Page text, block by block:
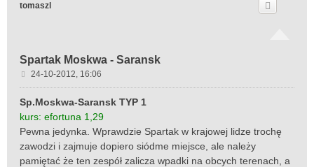
tomaszl
Spartak Moskwa - Saransk
P
o
s
24-10-2012, 16:06
Sp.Moskwa-Saransk TYP 1
kurs: efortuna 1,29
Pewna jedynka. Wprawdzie Spartak w krajowej lidze trochę
zawodzi i zajmuje dopiero siódme miejsce, ale należy
pamiętać że ten zespół zalicza wpadki na obcych terenach, a